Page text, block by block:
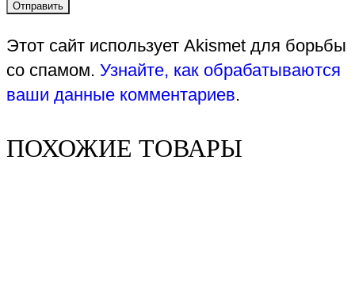
Этот сайт использует Akismet для борьбы
со спамом. Узнайте, как обрабатываются
ваши данные комментариев.
ПОХОЖИЕ ТОВАРЫ